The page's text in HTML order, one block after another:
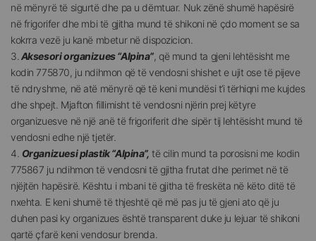
në mënyrë të sigurtë dhe pa u dëmtuar. Nuk zënë shumë hapësirë
në frigorifer dhe mbi të gjitha mund të shikoni në çdo moment se sa
kokrra vezë ju kanë mbetur në dispozicion.
3. Aksesori organizues “Alpina”, që mund ta gjeni lehtësisht me
kodin 775870, ju ndihmon që të vendosni shishet e ujit ose të pijeve
të ndryshme, në atë mënyrë që të keni mundësi t’i tërhiqni me kujdes
dhe shpejt. Mjafton fillimisht të vendosni njërin prej këtyre
organizuesve në një anë të frigoriferit dhe sipër tij lehtësisht mund të
vendosni edhe një tjetër.
4. Organizuesi plastik “Alpina”, të cilin mund ta porosisni me kodin
775867 ju ndihmon të vendosni të gjitha frutat dhe perimet në të
njëjtën hapësirë. Kështu i mbani të gjitha të freskëta në këto ditë të
nxehta. E keni shumë të thjeshtë që më pas ju të gjeni ato që ju
duhen pasi ky organizues është transparent duke ju lejuar të shikoni
qartë çfarë keni vendosur brenda.